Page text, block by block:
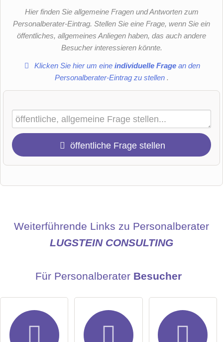
Hier finden Sie allgemeine Fragen und Antworten zum
Personalberater-Eintrag. Stellen Sie eine Frage, wenn Sie ein
öffentliches, allgemeines Anliegen haben, das auch andere
Besucher interessieren könnte.
Klicken Sie hier um eineindividuelle Frage an den
Personalberater-Eintrag zu stellen .
öffentliche Frage stellen
Name
Weiterführende Links zu Personalberater
LUGSTEIN CONSULTING
Für Personalberater Besucher